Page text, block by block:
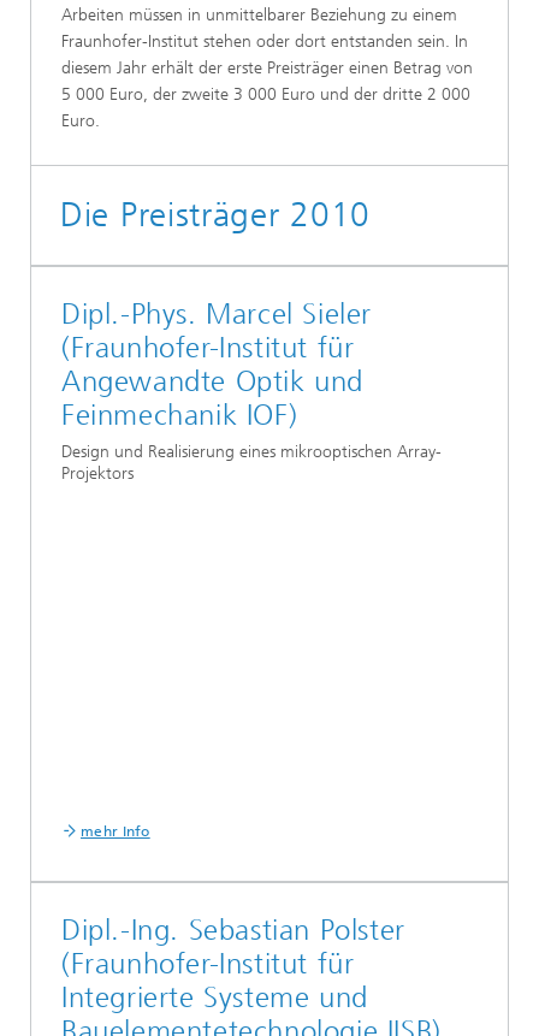
Arbeiten müssen in unmittelbarer Beziehung zu einem
Fraunhofer-Institut stehen oder dort entstanden sein. In
diesem Jahr erhält der erste Preisträger einen Betrag von
5 000 Euro, der zweite 3 000 Euro und der dritte 2 000
Euro.
Die Preisträger 2010
Dipl.-Phys. Marcel Sieler
(Fraunhofer-Institut für
Angewandte Optik und
Feinmechanik IOF)
Design und Realisierung eines mikrooptischen Array-
Projektors
mehr Info
Dipl.-Ing. Sebastian Polster
(Fraunhofer-Institut für
Integrierte Systeme und